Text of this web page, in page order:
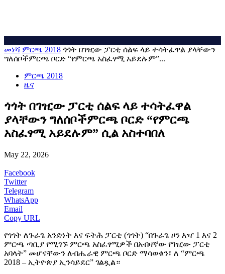
መነሻ ምርጫ 2018 ጎጎት በገዢው ፓርቲ ሰልፍ ላይ ተሳትፈዋል ያላቸውን
ግለሰቦችምርጫ ቦርድ “የምርጫ አስፈፃሚ አይደሉም”...
ምርጫ 2018
ዜና
ጎጎት በገዢው ፓርቲ ሰልፍ ላይ ተሳትፈዋል
ያላቸውን ግለሰቦችምርጫ ቦርድ “የምርጫ
አስፈፃሚ አይደሉም” ሲል አስተባበለ
May 22, 2026
Facebook
Twitter
Telegram
WhatsApp
Email
Copy URL
የጎጎት ለጉራጌ አንድነት እና ፍትሕ ፓርቲ (ጎጎት) “በጉራጌ ዞን እዣ 1 እና 2
ምርጫ ጣቢያ የሚገኙ ምርጫ አስፈፃሚዎች በአብዛኛው የገዢው ፓርቲ
አባላት” መሆናቸውን ለብሔራዊ ምርጫ ቦርድ ማሳወቁን፣ ለ “ምርጫ
2018 – ኢትዮጵያ ኢንሳይደር” ገልጿል።